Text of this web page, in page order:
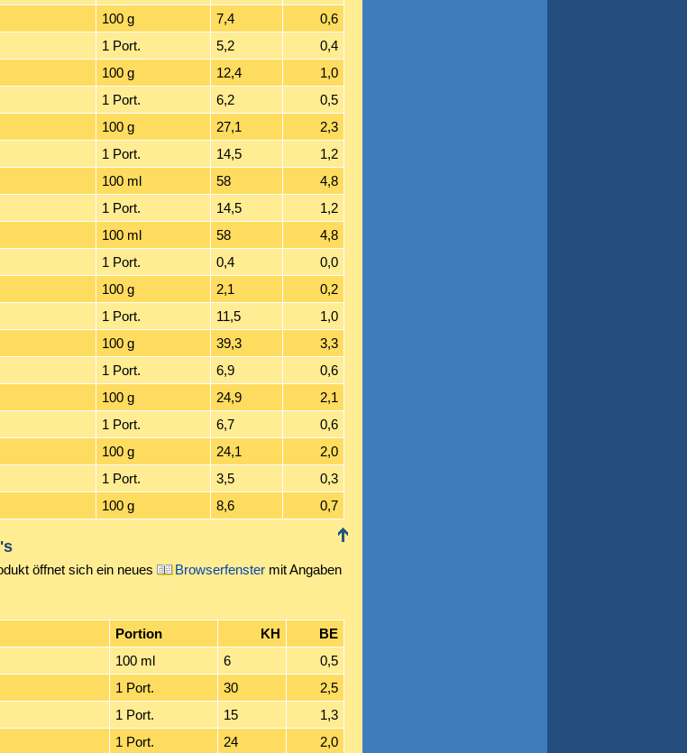
100 g 7,4
0,6
1 Port. 5,2
0,4
100 g 12,4
1,0
1 Port. 6,2
0,5
100 g 27,1
2,3
1 Port. 14,5
1,2
100 ml 58
4,8
1 Port. 14,5
1,2
100 ml 58
4,8
1 Port. 0,4
0,0
100 g 2,1
0,2
1 Port. 11,5
1,0
100 g 39,3
3,3
1 Port. 6,9
0,6
100 g 24,9
2,1
1 Port. 6,7
0,6
100 g 24,1
2,0
1 Port. 3,5
0,3
100 g 8,6 0,7
öffnet sich ein neues Browserfenstermit Angaben
Portion KH
BE
100 ml 6
0,5
1 Port. 30
2,5
1 Port. 15
1,3
1 Port. 24
2,0